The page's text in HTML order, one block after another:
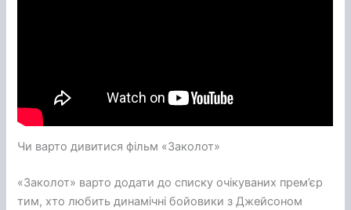
Чи варто дивитися фільм «Заколот»
«Заколот» варто додати до списку очікуваних прем’єр
тим, хто любить динамічні бойовики з Джейсоном